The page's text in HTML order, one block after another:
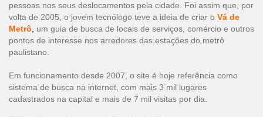
pessoas nos seus deslocamentos pela cidade. Foi assim que, por
volta de 2005, o jovem tecnólogo teve a ideia de criar o Vá de
Metrô
um guia de busca de locais de serviços, comércio e outros
pontos de interesse nos arredores das estações do metrô
paulistano.
Em funcionamento desde 2007, o site é hoje referência como
sistema de busca na internet, com mais 3 mil lugares
cadastrados na capital e mais de 7 mil visitas por dia.